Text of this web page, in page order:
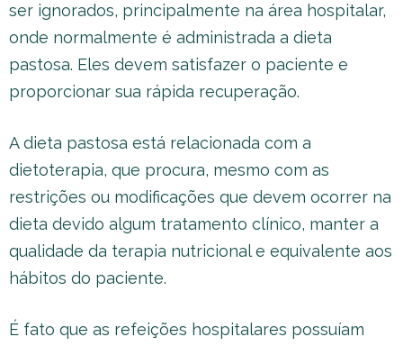
ser ignorados, principalmente na área hospitalar,
onde normalmente é administrada a dieta
pastosa. Eles devem satisfazer o paciente e
proporcionar sua rápida recuperação.
A dieta pastosa está relacionada com a
dietoterapia, que procura, mesmo com as
restrições ou modificações que devem ocorrer na
dieta devido algum tratamento clínico, manter a
qualidade da terapia nutricional e equivalente aos
hábitos do paciente.
É fato que as refeições hospitalares possuíam